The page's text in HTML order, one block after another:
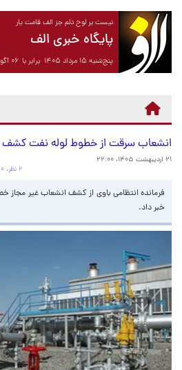
نیست بر لوح دلم جز الف قامت یار
پایگاه خبری الف
پنج‌شنبه ۱۵ مرداد ۱۴۰۵ برابر با ۰۶ آگوست ۲۰۲۶
انشعاب سرقت از خطوط لوله نفت
۲۱ اردیبهشت ۱۴۰۵، ۲۲:۰۰
۲ نظر، ۰ در صف انتشار و ۰ تکراری یا غیرقابل انتشار
فرمانده انتظامی باوی از کشف انشعاب غیر مجاز
خبر داد.